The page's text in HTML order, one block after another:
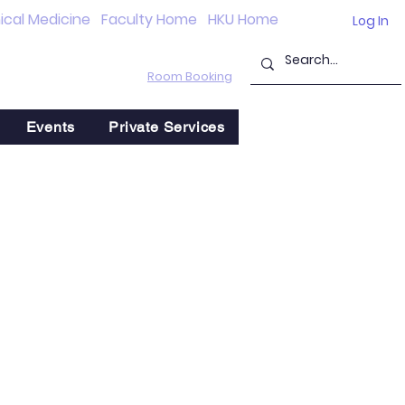
Medicine Faculty Home HKU Home Log In
Room Booking
Events Private Services